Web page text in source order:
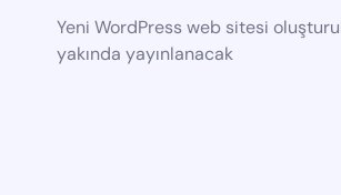
Yeni WordPress web sitesi
yakında yayınlanacak